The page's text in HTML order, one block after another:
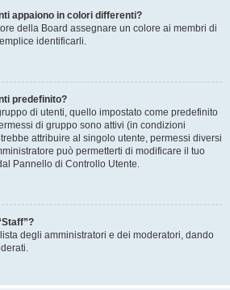
appaiono in colori differenti?
della Board assegnare un colore ai membri di
identificarli.
predefinito?
di utenti, quello impostato come predefinito
di gruppo sono attivi (in condizioni
attribuire al singolo utente, permessi diversi
può permetterti di modificare il tuo
Pannello di Controllo Utente.
degli amministratori e dei moderatori, dando